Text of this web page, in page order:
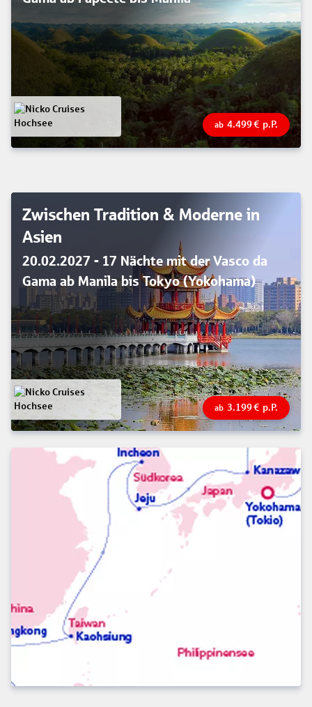
ab 4.499€ p.P.
Zwischen Tradition & Moderne in
Asien
20.02.2027 - 17 Nächte mit der Vasco da
Gama ab Manila bis Tokyo (Yokohama)
ab 3.199€ p.P.